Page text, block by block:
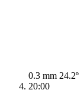
0.3 mm 24.2º
20:00